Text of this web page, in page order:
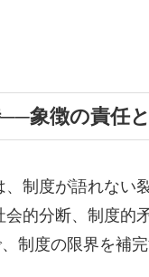
象徴の責任
制度が語れない
会的分断、制度的
制度の限界を補完